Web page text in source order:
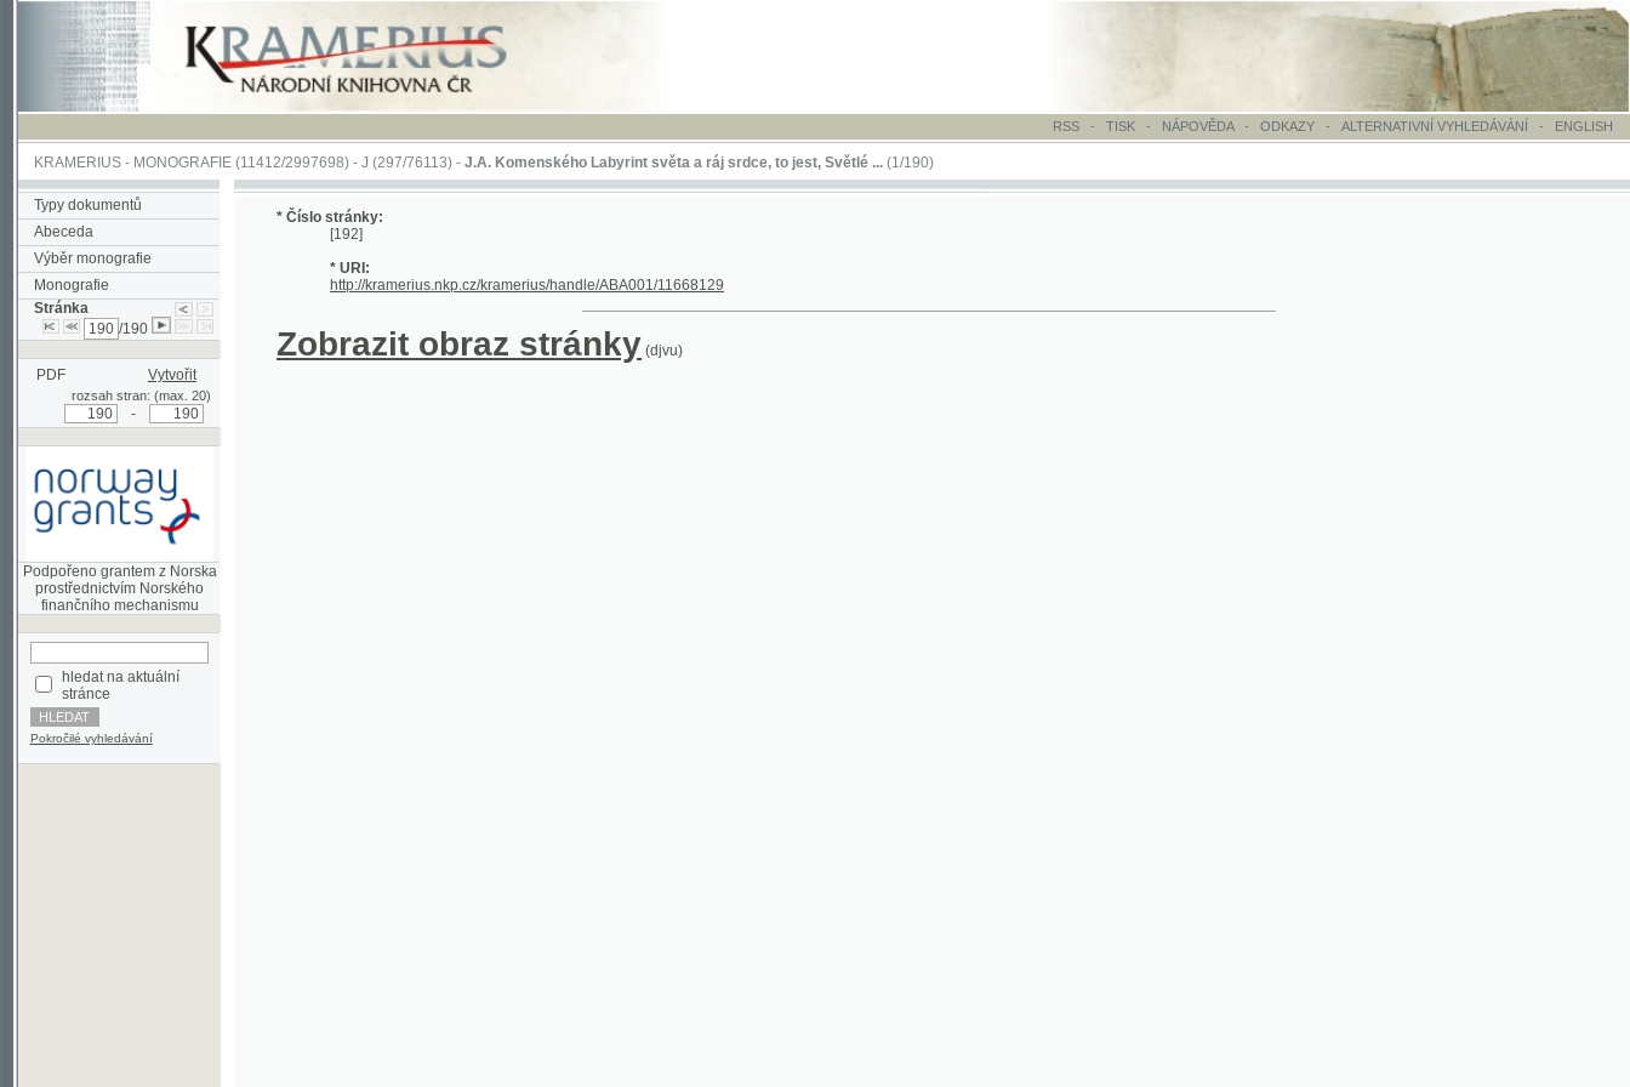
RSS - TISK-NÁPOVĚDA - ODKAZY - ALTERNATIVNÍ VYHLEDÁVÁNÍ- ENGLISH
KRAMERIUS-MONOGRAFIE(11412/2997698) -J (297/76113)-J.A. Komenského Labyrint světa a ráj srdce, to jest, Světlé ...(1/190)
Typy dokumentů
Abeceda
Výběr monografie
Monografie
Stránka
/190
PDF Vytvořit
rozsah stran: (max. 20)
Podpořeno grantem z Norska
prostřednictvím Norského
hledat na aktuální
stránce
Pokročilé vyhledávání
* Číslo stránky:
[192]
* URI:
http://kramerius.nkp.cz/kramerius/handle/ABA001/11668129
Zobrazit obraz stránky